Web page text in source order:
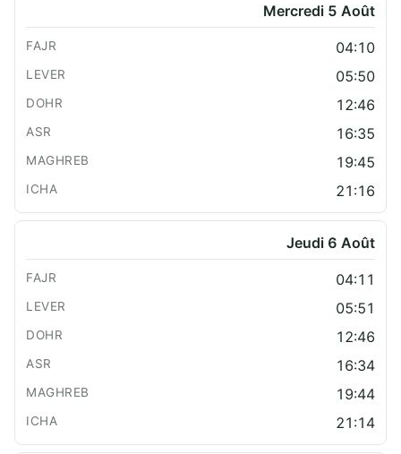
Mercredi 5 Août
04:10
05:50
12:46
16:35
19:45
21:16
Jeudi 6 Août
04:11
05:51
12:46
16:34
19:44
21:14